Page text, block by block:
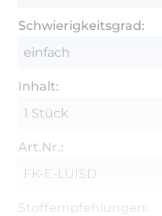
Schwierigkeitsgrad:
einfach
Inhalt:
1 Stück
Art.Nr.:
FK-E-LUISD
Stoffempfehlungen: